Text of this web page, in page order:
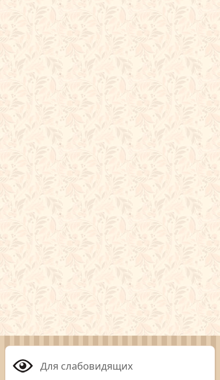
Для слабовидящих